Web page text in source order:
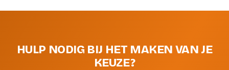
HULP NODIG BIJ HET MAKEN VAN JE
KEUZE?